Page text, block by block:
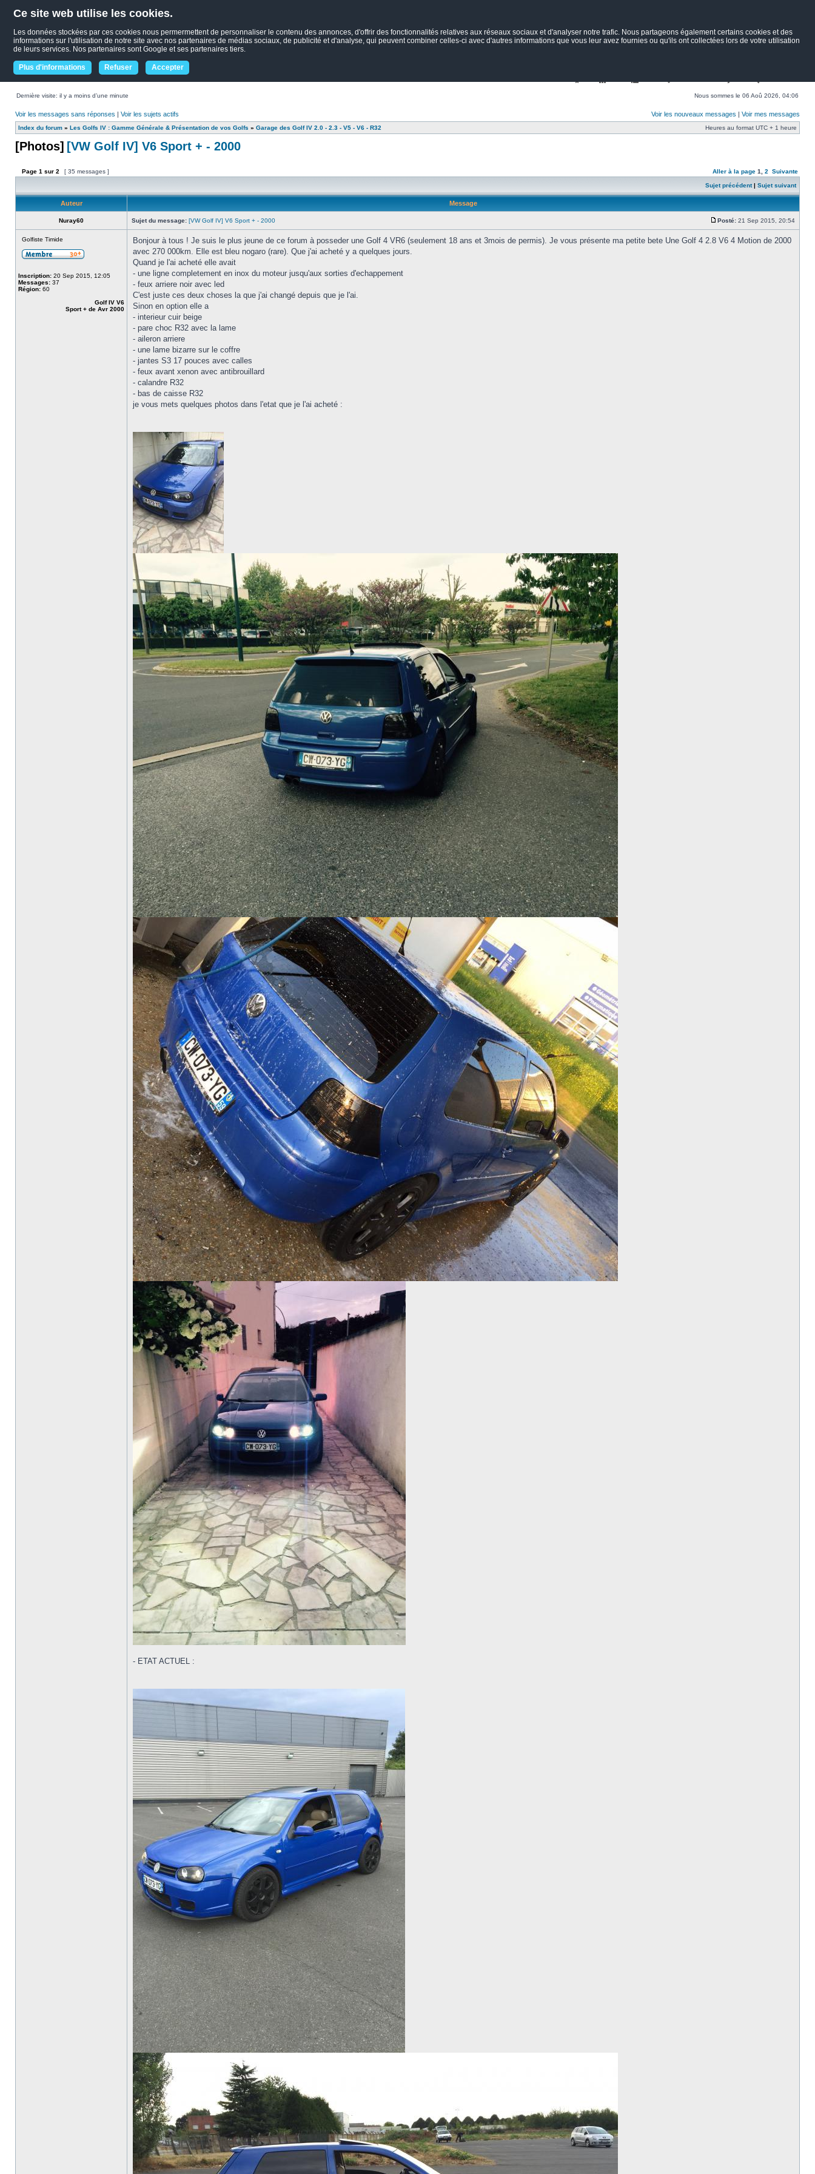
Ce site web utilise les cookies.
Les données stockées par ces cookies nous permermettent de personnaliser le contenu des annonces, d'offrir des fonctionnalités relatives aux réseaux sociaux et d'analyser notre trafic. Nous partageons également certains cookies et des
informations sur l'utilisation de notre site avec nos partenaires de médias sociaux, de publicité et d'analyse, qui peuvent combiner celles-ci avec d'autres informations que vous leur avez fournies ou qu'ils ont collectées lors de votre utilisation
de leurs services. Nos partenaires sont Google et ses partenaires tiers.
Plus d'informations Refuser Accepter
Dernière visite: il y a moins d’une minute Nous sommes le 06 Aoû 2026, 04:06
Voir les messages sans réponses | Voir les sujets actifs Voir les nouveaux messages | Voir mes messages
Index du forum » Les Golfs IV : Gamme Générale & Présentation de vos Golfs » Garage des Golf IV 2.0 - 2.3 - V5 - V6 - R32 Heures au format UTC + 1 heure
[Photos] [VW Golf IV] V6 Sport + - 2000
Page 1 sur 2 [ 35 messages ] Aller à la page 1 2 Suivante
Sujet précédent| Sujet suivant
Auteur Message
Nuray60 Sujet du message: [VW Golf IV] V6 Sport + - 2000 Posté: 21 Sep 2015, 20:54
Golfiste Timide
Inscription: 20 Sep 2015, 12:05
Messages: 37
Région: 60
Golf IV V6
Sport + de Avr 2000
Bonjour à tous ! Je suis le plus jeune de ce forum à posseder une Golf 4 VR6 (seulement 18 ans et 3mois de permis). Je vous présente ma petite bete Une Golf 4 2.8 V6 4 Motion de 2000
avec 270 000km. Elle est bleu nogaro (rare). Que j'ai acheté y a quelques jours.
Quand je l'ai acheté elle avait
- une ligne completement en inox du moteur jusqu'aux sorties d'echappement
- feux arriere noir avec led
C'est juste ces deux choses la que j'ai changé depuis que je l'ai.
Sinon en option elle a
- interieur cuir beige
- pare choc R32 avec la lame
- aileron arriere
- une lame bizarre sur le coffre
- jantes S3 17 pouces avec calles
- feux avant xenon avec antibrouillard
- calandre R32
- bas de caisse R32
je vous mets quelques photos dans l'etat que je l'ai acheté :
- ETAT ACTUEL :